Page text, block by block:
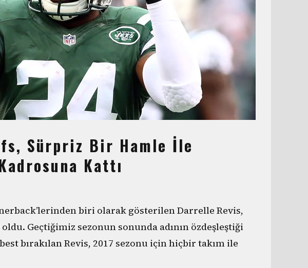
Sürpriz Bir Hamle İle
Kattı
biri olarak gösterilen Darrelle Revis,
Geçtiğimiz sezonun sonunda adının özdeşleştiği
bırakılan Revis, 2017 sezonu için hiçbir takım ile